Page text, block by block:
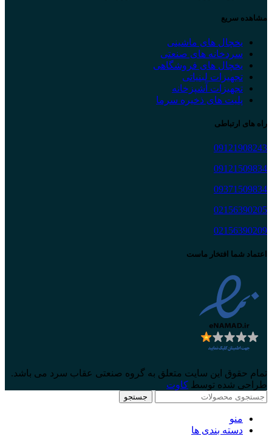
مشاهده سریع
یخچال های ماشینی
سردخانه های صنعتی
یخچال های فروشگاهی
تجهیزات لبنیاتی
تجهیزات آشپزخانه
پلیت های ذخیره سرما
راه های ارتباطی
09121908243
09121509834
09371509834
02156390205
02156390209
اعتماد شما افتخار ماست
تمام حقوق این سایت متعلق به گروه صنعتی عقاب سرد می باشد.
طراحی شده توسط کاوت
جستجو
منو
دسته بندی ها